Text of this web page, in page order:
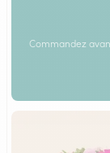
Commandez